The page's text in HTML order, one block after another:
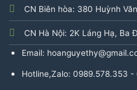
CN Biên hòa: 380 Huỳnh
CN Hà Nội: 2K Láng Hạ, Ba
Email:
Hotline,Zalo: 0989.578.353